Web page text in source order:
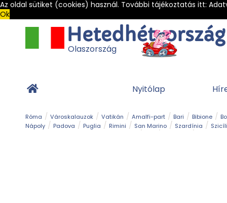
Az oldal sütiket (cookies) használ. További tájékoztatás itt:
Ok
Olaszország
Nyitólap
Róma Városkalauzok Vatikán Amalfi-part Bari Bibione
Nápoly
Padova Puglia Rimini San Marino Szardínia